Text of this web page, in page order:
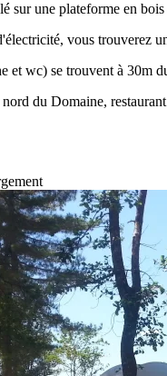
sur une plateforme en
vous trouverez
et wc) se trouvent à 30m
du Domaine,